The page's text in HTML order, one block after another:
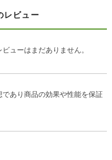
レビュー
ューはまだありません。
あり商品の効果や性能を保証